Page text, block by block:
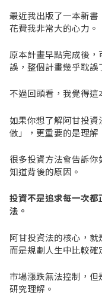
最近我出版了一本新
花費我非常大的心力。
原本計畫早點完成後
誤，整個計畫幾乎耽誤
不過回頭看，我覺得這
如果你想了解阿甘投
做」，更重要的是理解
很多投資方法會告訴
知道背後的原因。
投資不是追求每一次
法。
阿甘投資法的核心，就
而是規劃人生中比較確
市場漲跌無法控制，
研究理解。